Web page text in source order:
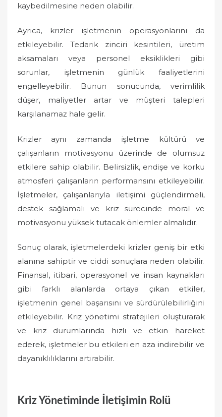
kaybedilmesine neden olabilir.
Ayrıca, krizler işletmenin operasyonlarını da
etkileyebilir. Tedarik zinciri kesintileri, üretim
aksamaları veya personel eksiklikleri gibi
sorunlar, işletmenin günlük faaliyetlerini
engelleyebilir. Bunun sonucunda, verimlilik
düşer, maliyetler artar ve müşteri talepleri
karşılanamaz hale gelir.
Krizler aynı zamanda işletme kültürü ve
çalışanların motivasyonu üzerinde de olumsuz
etkilere sahip olabilir. Belirsizlik, endişe ve korku
atmosferi çalışanların performansını etkileyebilir.
İşletmeler, çalışanlarıyla iletişimi güçlendirmeli,
destek sağlamalı ve kriz sürecinde moral ve
motivasyonu yüksek tutacak önlemler almalıdır.
Sonuç olarak, işletmelerdeki krizler geniş bir etki
alanına sahiptir ve ciddi sonuçlara neden olabilir.
Finansal, itibari, operasyonel ve insan kaynakları
gibi farklı alanlarda ortaya çıkan etkiler,
işletmenin genel başarısını ve sürdürülebilirliğini
etkileyebilir. Kriz yönetimi stratejileri oluşturarak
ve kriz durumlarında hızlı ve etkin hareket
ederek, işletmeler bu etkileri en aza indirebilir ve
dayanıklılıklarını artırabilir.
Kriz Yönetiminde İletişimin Rolü